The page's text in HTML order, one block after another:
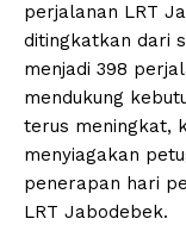
perjalanan LRT
ditingkatkan dari
menjadi 398
mendukung
terus meningkat,
menyiagakan
penerapan hari
LRT Jabodebek.